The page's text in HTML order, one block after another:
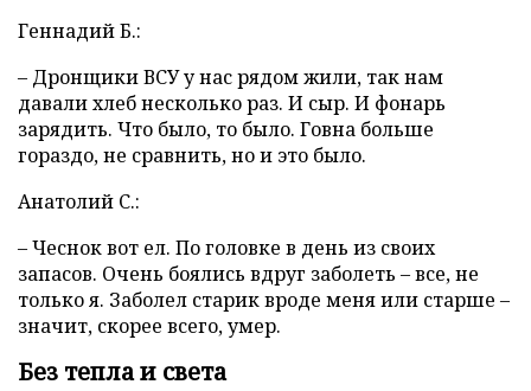
Геннадий Б.:
– Дронщики ВСУ у нас рядом жили, так нам
давали хлеб несколько раз. И сыр. И фонарь
зарядить. Что было, то было. Говна больше
гораздо, не сравнить, но и это было.
Анатолий С.:
– Чеснок вот ел. По головке в день из своих
запасов. Очень боялись вдруг заболеть – все, не
только я. Заболел старик вроде меня или старше –
значит, скорее всего, умер.
Без тепла и света